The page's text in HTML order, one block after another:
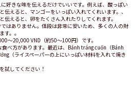
好きな味を伝えるだけでいいです。例えば、酸っぱい
えると、マンゴーをいっぱい入れてくれいます。、
えると、卵をたくさん入れたりしてくれます。
はありません。値段は非常に安いため、多くの人の財
す。。
〜20,000 VND（約50～100円）です。
べ方があります。最近は、Bánh tráng cuốn（Bánh
（ライスペーパーの上にいっぱい材料を入れて焼き
試してください！